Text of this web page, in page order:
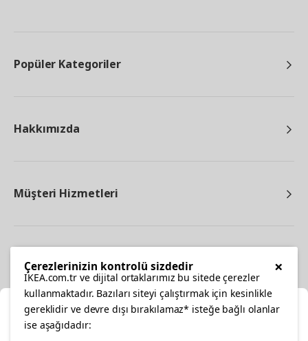
Popüler Kategoriler
Hakkımızda
Müşteri Hizmetleri
×
Çerezlerinizin kontrolü sizdedir
IKEA.com.tr ve dijital ortaklarımız bu sitede çerezler
kullanmaktadır. Bazıları siteyi çalıştırmak için kesinlikle
gereklidir ve devre dışı bırakılamaz* isteğe bağlı olanlar
ise aşağıdadır: